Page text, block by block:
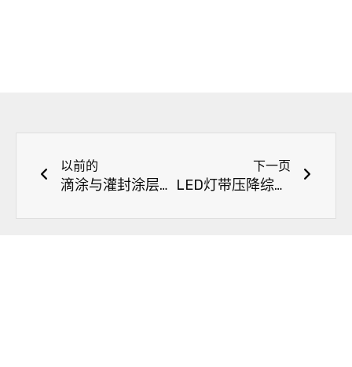
以前的
滴涂与灌封涂层LED灯条的色温变化比较试验
下一页
LED灯带压降综合试验报告